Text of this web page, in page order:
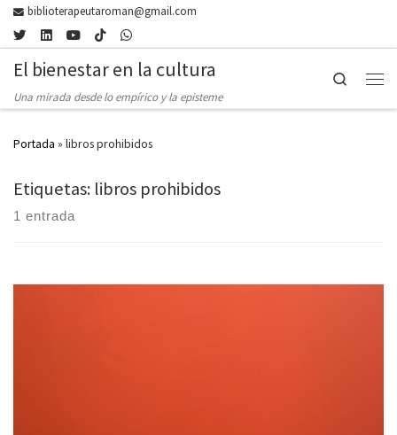
Skip to content
biblioterapeutaroman@gmail.com
El bienestar en la cultura
Una mirada desde lo empírico y la episteme
Search
Portada » libros prohibidos
Etiquetas: libros prohibidos
1 entrada